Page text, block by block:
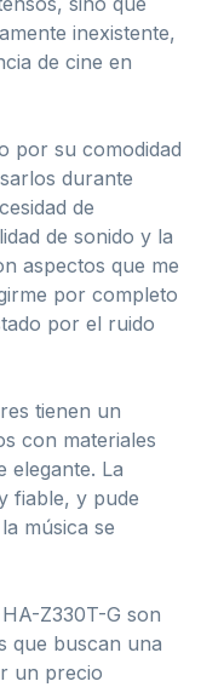
inexistente,
de cine en
por su comodidad
durante
de
de sonido y la
aspectos que me
por completo
por el ruido
tienen un
con materiales
elegante. La
fiable, y pude
música se
Z330T-G son
que buscan una
un precio